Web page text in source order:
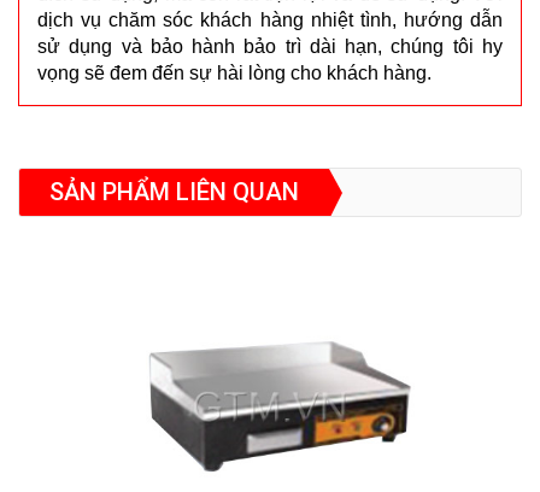
dịch vụ chăm sóc khách hàng nhiệt tình, hướng dẫn
sử dụng và bảo hành bảo trì dài hạn, chúng tôi hy
vọng sẽ đem đến sự hài lòng cho khách hàng.
SẢN PHẨM LIÊN QUAN